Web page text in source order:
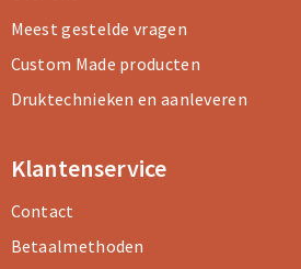
Meest gestelde vragen
Custom Made producten
Druktechnieken en aanleveren
Klantenservice
Contact
Betaalmethoden